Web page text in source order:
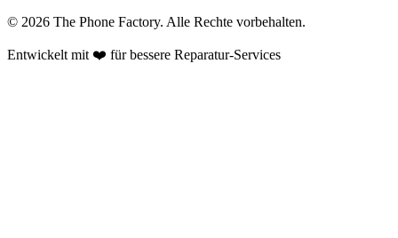
© 2026 The Phone Factory. Alle Rechte vorbehalten.
Entwickelt mit ❤️ für bessere Reparatur-Services